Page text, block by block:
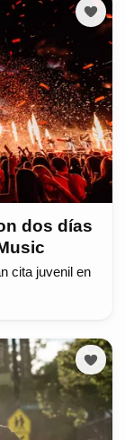
dos días
cita juvenil en